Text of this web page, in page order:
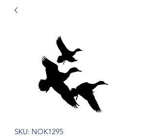
SKU: NOK1295